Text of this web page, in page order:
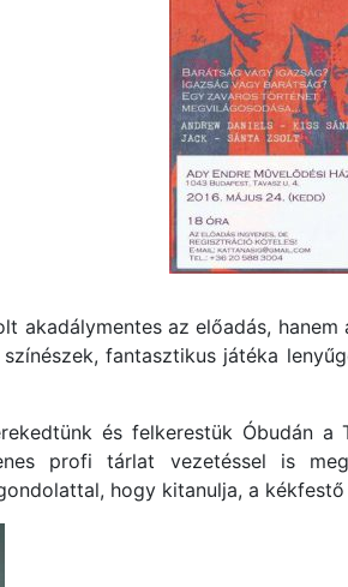
akadálymentes az előadás,
fantasztikus játéka
és felkerestük Óbudán
profi tárlat vezetéssel is
hogy kitanulja, a